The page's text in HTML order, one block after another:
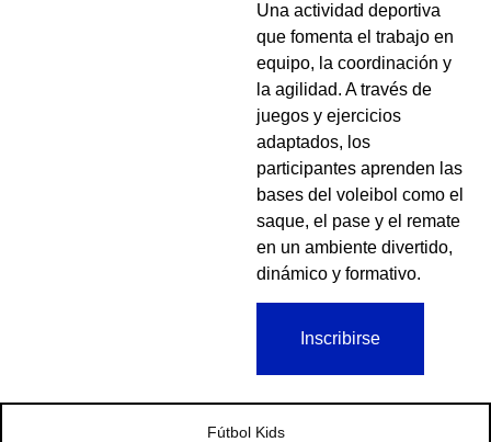
Fútbol Kids
Una actividad deportiva
que fomenta el trabajo en
equipo, la coordinación y
la agilidad. A través de
juegos y ejercicios
adaptados, los
participantes aprenden las
bases del voleibol como el
saque, el pase y el remate
en un ambiente divertido,
dinámico y formativo.
Inscribirse